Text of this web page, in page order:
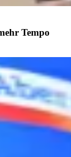
Tempo